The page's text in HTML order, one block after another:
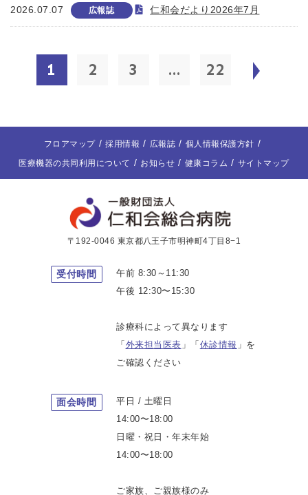
2026.07.07 広報誌 仁和会だより2026年7月
1 2 3 ... 22
フロアマップ 採用情報 広報誌
個人情報保護方針
医療機器の共同利用について
お知らせ 健康コラム サイトマップ
〒192-0046 東京都八王子市明神町4丁目8−1
受付時間
午前 8:30～11:30
午後 12:30〜15:30
診療科によって異なります
「 外来担当医表 」「 休診情報 」を
ご確認ください
面会時間
平日 / 土曜日
14:00〜18:00
日曜・祝日・年末年始
14:00〜18:00
ご家族、ご親族様のみ